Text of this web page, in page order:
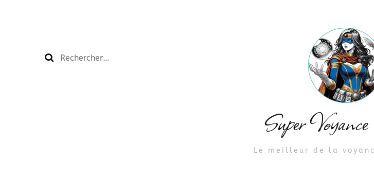
Rechercher :
Super
Le meilleur de la